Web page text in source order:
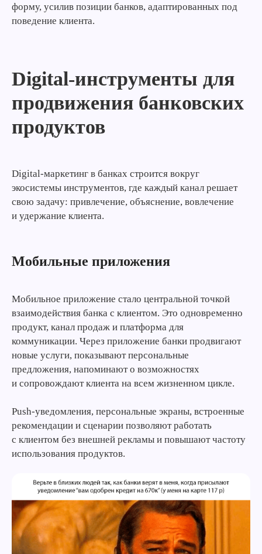
форму, усилив позиции банков, адаптированных под
поведение клиента.
Digital-инструменты для
продвижения банковских
продуктов
Digital-маркетинг в банках строится вокруг
экосистемы инструментов, где каждый канал решает
свою задачу: привлечение, объяснение, вовлечение
и удержание клиента.
Мобильные приложения
Мобильное приложение стало центральной точкой
взаимодействия банка с клиентом. Это одновременно
продукт, канал продаж и платформа для
коммуникации. Через приложение банки продвигают
новые услуги, показывают персональные
предложения, напоминают о возможностях
и сопровождают клиента на всем жизненном цикле.
Push-уведомления, персональные экраны, встроенные
рекомендации и сценарии позволяют работать
с клиентом без внешней рекламы и повышают частоту
использования продуктов.